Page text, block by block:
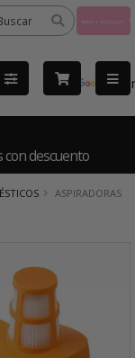
by
con descuento
ASPIRADORAS